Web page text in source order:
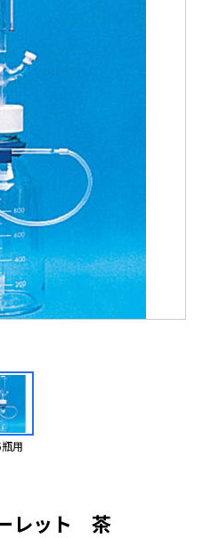
用
レット 茶